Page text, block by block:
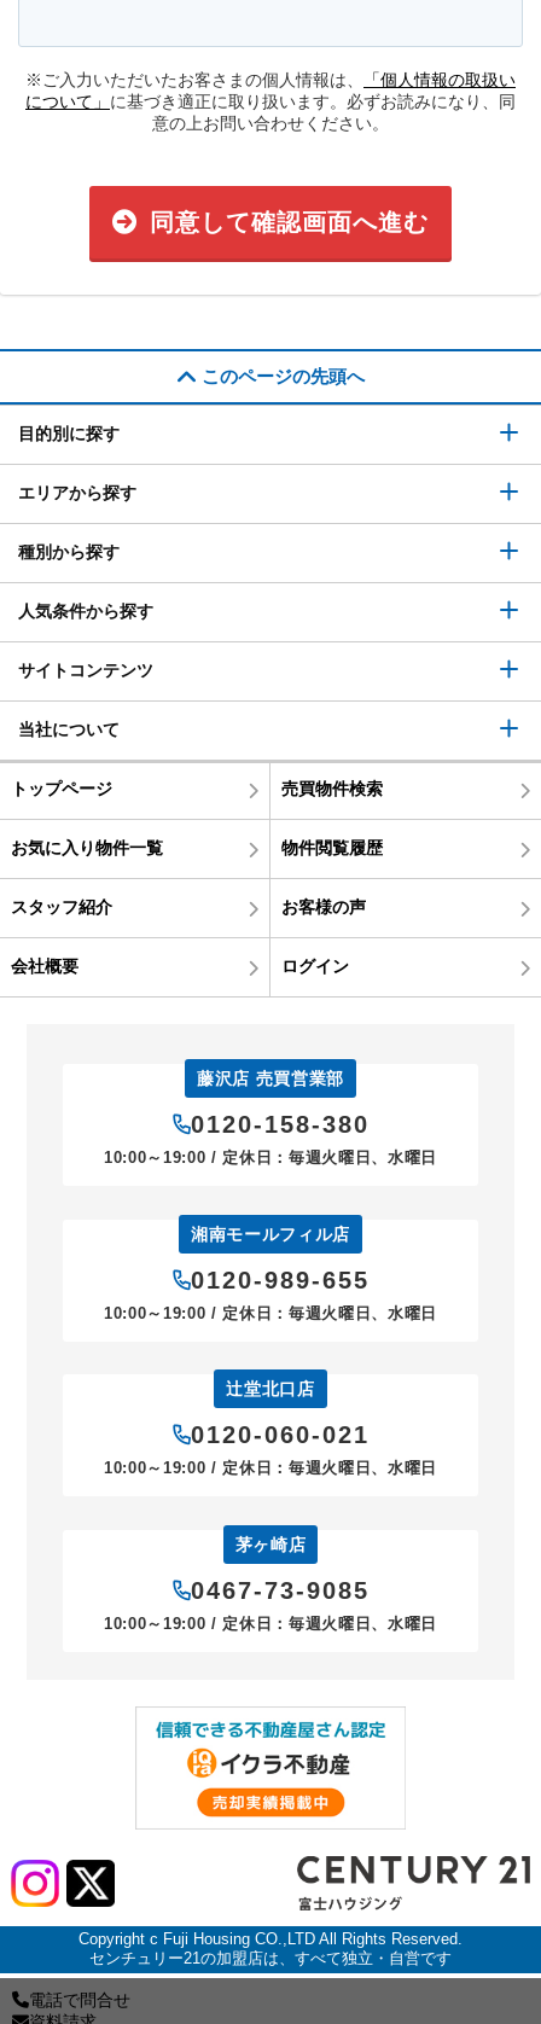
※ご入力いただいたお客さまの個人情報は、
「個人情報の取扱い
について」 に基づき適正に取り扱います。必ずお読みになり、同
意の上お問い合わせください。
同意して確認画面へ進む
このページの先頭へ
目的別に探す
エリアから探す
種別から探す
人気条件から探す
サイトコンテンツ
当社について
トップページ 売買物件検索
お気に入り物件一覧 物件閲覧履歴
スタッフ紹介 お客様の声
会社概要 ログイン
藤沢店 売買営業部
0120-158-380
10:00～19:00 / 定休日：毎週火曜日、水曜日
湘南モールフィル店
0120-989-655
10:00～19:00 / 定休日：毎週火曜日、水曜日
辻堂北口店
0120-060-021
10:00～19:00 / 定休日：毎週火曜日、水曜日
茅ヶ崎店
0467-73-9085
10:00～19:00 / 定休日：毎週火曜日、水曜日
Copyright c Fuji Housing CO.,LTD All Rights Reserved.
センチュリー21の加盟店は、すべて独立・自営です
電話で問合せ